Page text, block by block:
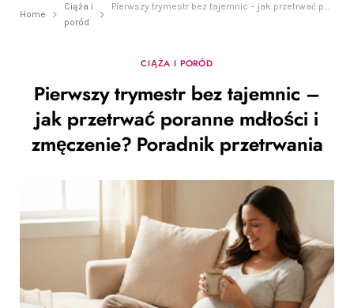
Home
Ciąża i
poród
Pierwszy trymestr bez tajemnic – jak przetrwać poranne mdłości i zmęczenie? Poradnik przetrwania
CIĄŻA I PORÓD
Pierwszy trymestr bez tajemnic –
jak przetrwać poranne mdłości i
zmęczenie? Poradnik przetrwania